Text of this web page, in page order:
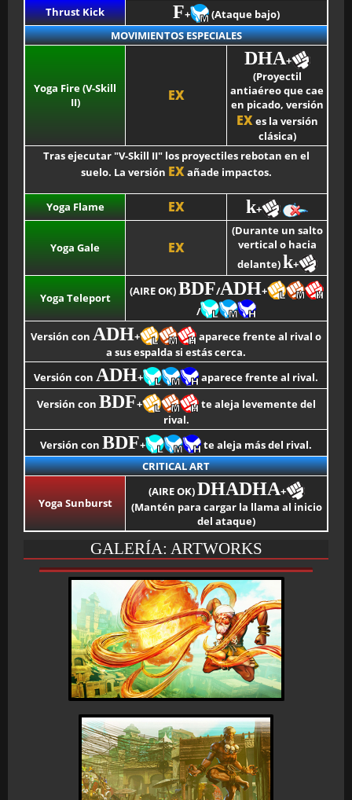
Thrust Kick
F+
(Ataque bajo)
MOVIMIENTOS ESPECIALES
Yoga Fire (V-Skill
II)
EX
DHA+
(Proyectil
antiaéreo que cae
en picado, versión
EXes la versión
clásica)
Tras ejecutar "V-Skill II" los proyectiles rebotan en el
suelo. La versión EXañade impactos.
Yoga Flame EX k+
Yoga Gale EX
(Durante un salto
vertical o hacia
delante)k+
Yoga Teleport (AIRE OK)BDF/ADH+
/
Versión con ADH+
aparece frente al rival o
a sus espalda si estás cerca.
Versión con ADH+
aparece frente al rival.
Versión con BDF+
te aleja levemente del
rival.
Versión con BDF+
te aleja más del rival.
CRITICAL ART
Yoga Sunburst
(AIRE OK)DHADHA+
(Mantén para cargar la llama al inicio
del ataque)
GALERÍA: ARTWORKS